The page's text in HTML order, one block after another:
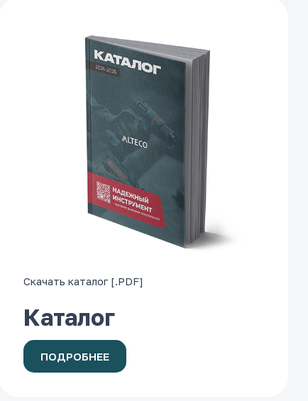
Скачать каталог [.PDF]
Каталог
ПОДРОБНЕЕ